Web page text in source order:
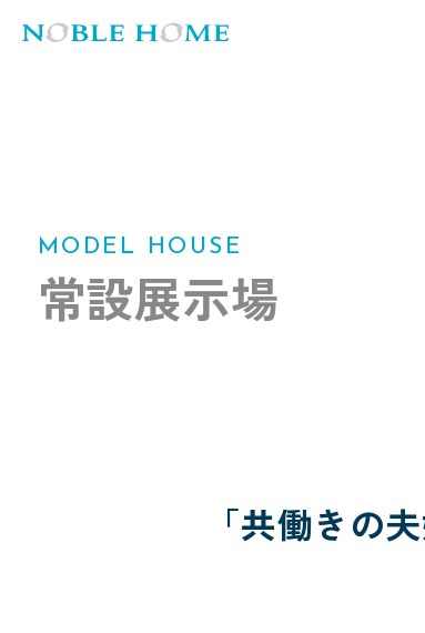
MODEL HOUSE
常設展示場
「共働きの